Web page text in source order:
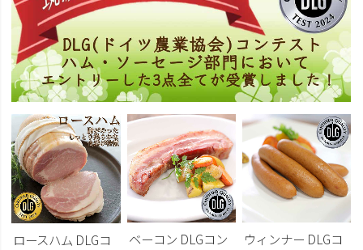
ロースハム DLGコ
ベーコン DLGコン
ウィンナー DLGコ